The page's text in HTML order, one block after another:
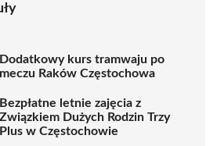
Dodatkowy kurs tramwaju po
meczu Raków Częstochowa
Bezpłatne letnie zajęcia z
Związkiem Dużych Rodzin Trzy
Plus w Częstochowie